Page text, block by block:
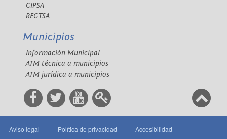
CIPSA
REGTSA
Municipios
Información Municipal
ATM técnica a municipios
ATM jurídica a municipios
Aviso legal Política de privacidad Accesibilidad